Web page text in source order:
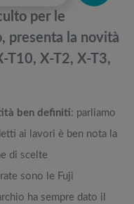
momento [AGGIORNATO]
nella Black Friday Week
per le
presenta la novità
T10, X-T2, X-T3,
ben definiti: parliamo
ai lavori è ben nota la
di scelte
sono le Fuji
ha sempre dato il